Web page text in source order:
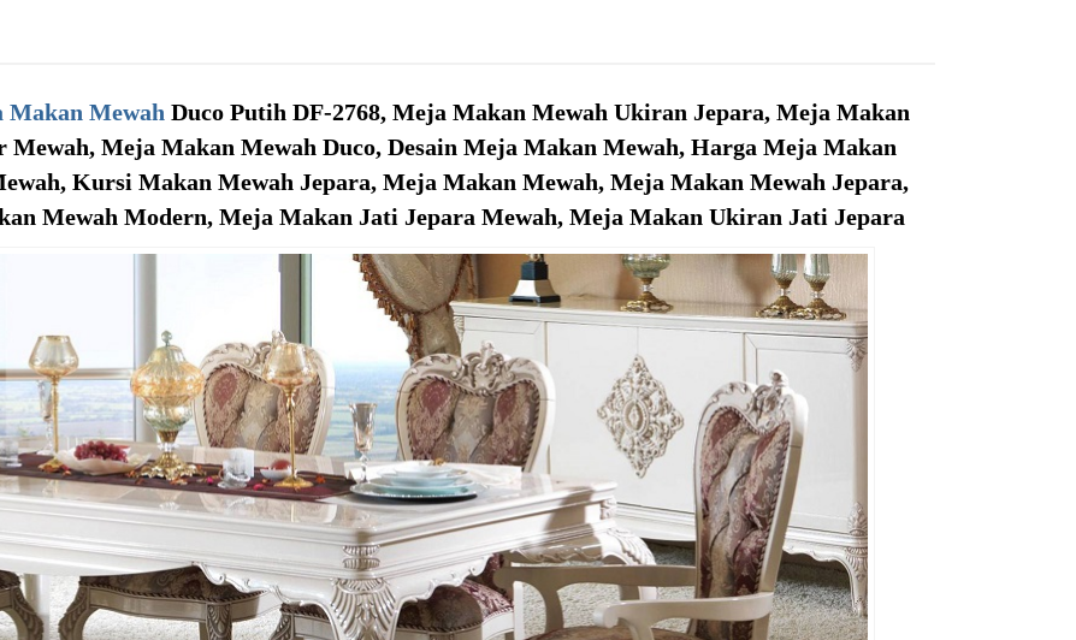
Makan Mewah Duco Putih DF-2768, Meja Makan Mewah Ukiran Jepara, Meja Makan
Meja Makan Mewah Duco, Desain Meja Makan Mewah, Harga Meja Makan
Kursi Makan Mewah Jepara, Meja Makan Mewah, Meja Makan Mewah Jepara,
Mewah Modern, Meja Makan Jati Jepara Mewah, Meja Makan Ukiran Jati Jepara